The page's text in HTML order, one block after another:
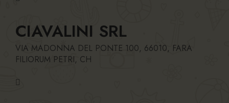
CIAVALINI SRL
VIA MADONNA DEL PONTE 100, 66010, FARA
FILIORUM PETRI, CH